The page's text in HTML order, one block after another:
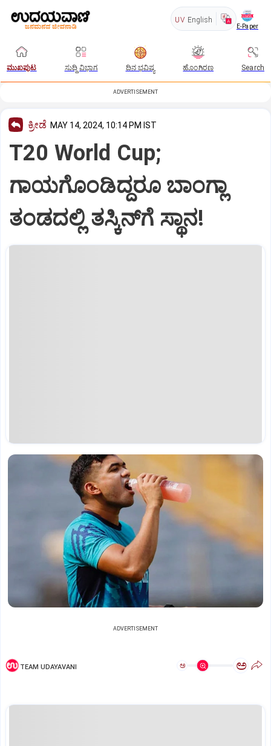
UV English
E-Paper
ಮುಖಪುಟ ಸುದ್ದಿ ವಿಭಾಗ ದಿನ ಭವಿಷ್ಯ ಹೊಂಗಿರಣ Search
ADVERTISEMENT
ಕ್ರೀಡೆ MAY 14, 2024, 10:14 PM IST
T20 World Cup;
ಗಾಯಗೊಂಡಿದ್ದರೂ ಬಾಂಗ್ಲಾ
ತಂಡದಲ್ಲಿ ತಸ್ಕಿನ್‌ಗೆ ಸ್ಥಾನ!
ADVERTISEMENT
TEAM UDAYAVANI ಅ ಅ